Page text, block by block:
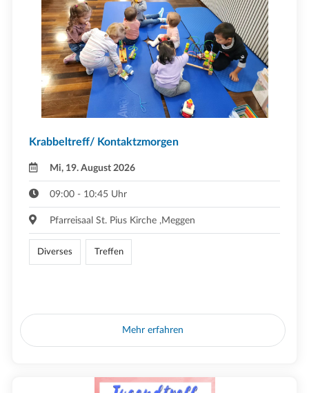
Krabbeltreff/ Kontaktzmorgen
Mi, 19. August 2026
09:00 - 10:45 Uhr
Pfarreisaal St. Pius Kirche ,Meggen
Diverses Treffen
Mehr erfahren